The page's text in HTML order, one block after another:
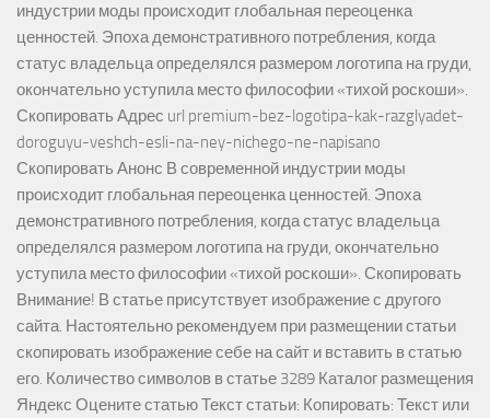
индустрии моды происходит глобальная переоценка
ценностей. Эпоха демонстративного потребления, когда
статус владельца определялся размером логотипа на груди,
окончательно уступила место философии «тихой роскоши».
Скопировать Адрес url premium-bez-logotipa-kak-razglyadet-
doroguyu-veshch-esli-na-ney-nichego-ne-napisano
Скопировать Анонс В современной индустрии моды
происходит глобальная переоценка ценностей. Эпоха
демонстративного потребления, когда статус владельца
определялся размером логотипа на груди, окончательно
уступила место философии «тихой роскоши». Скопировать
Внимание! В статье присутствует изображение с другого
сайта. Настоятельно рекомендуем при размещении статьи
скопировать изображение себе на сайт и вставить в статью
его. Количество символов в статье 3289 Каталог размещения
Яндекс Оцените статью Текст статьи: Копировать: Текст или